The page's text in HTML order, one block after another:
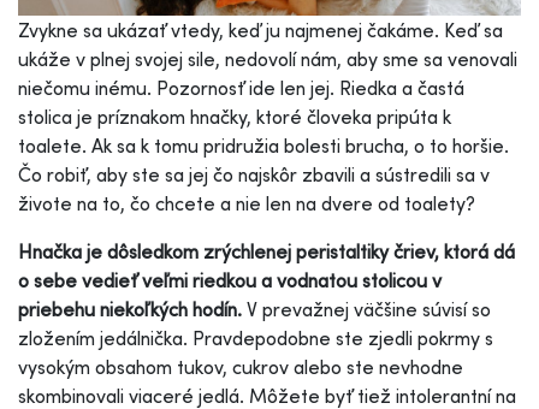
Zvykne sa ukázať vtedy, keď ju najmenej čakáme. Keď sa
ukáže v plnej svojej sile, nedovolí nám, aby sme sa venovali
niečomu inému. Pozornosť ide len jej. Riedka a častá
stolica je príznakom hnačky, ktoré človeka pripúta k
toalete. Ak sa k tomu pridružia bolesti brucha, o to horšie.
Čo robiť, aby ste sa jej čo najskôr zbavili a sústredili sa v
živote na to, čo chcete a nie len na dvere od toalety?
Hnačka je dôsledkom zrýchlenej peristaltiky čriev, ktorá dá
o sebe vedieť veľmi riedkou a vodnatou stolicou v
priebehu niekoľkých hodín. V prevažnej väčšine súvisí so
zložením jedálnička. Pravdepodobne ste zjedli pokrmy s
vysokým obsahom tukov, cukrov alebo ste nevhodne
skombinovali viaceré jedlá. Môžete byť tiež intolerantní na